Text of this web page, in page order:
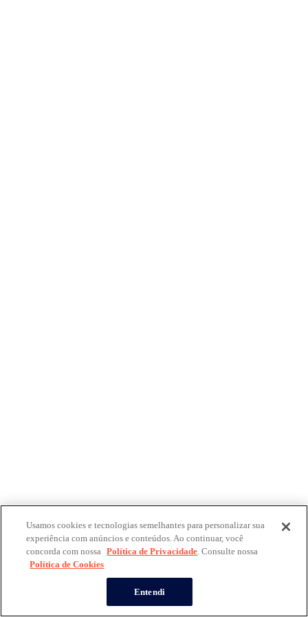
Usamos cookies e tecnologias semelhantes para personalizar sua
experiência com anúncios e conteúdos. Ao continuar, você
concorda com nossa Política de Privacidade. Consulte nossa
Política de Cookies
Entendi